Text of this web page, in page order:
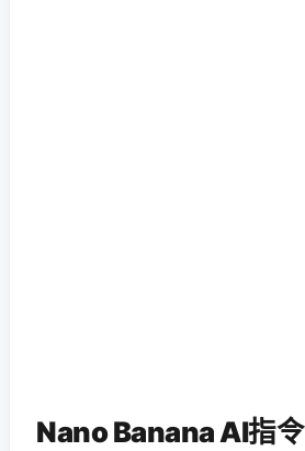
Nano Banana AI指